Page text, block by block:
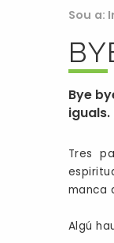
Sou a:
Bye
Tres
manca
Algú